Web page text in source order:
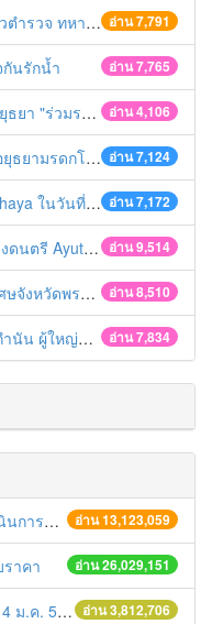
อ่าน 7,791
ละสถานีรถไฟ เตรียมรับมือเทศกาลสงกรานต์
อ่าน 7,765
กันรักน้ำ
อ่าน 4,106
เทศกาลสงกรานต์ ปี 2561
อ่าน 7,124
ยามรดกโลก
อ่าน 7,172
ธันวาคม 2560
อ่าน 9,514
of the bands
อ่าน 8,510
ศรีอยุธยา 2560
อ่าน 7,834
หญ่บ้าน ฯลฯ
อ่าน 13,123,059
บบูรณาการ
อ่าน 26,029,151
าคา
อ่าน 3,812,706
ม.ค. 58